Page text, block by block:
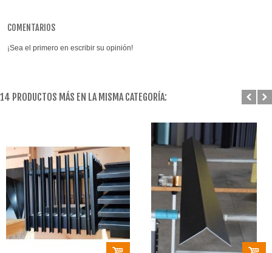
COMENTARIOS
¡Sea el primero en escribir su opinión!
14 PRODUCTOS MÁS EN LA MISMA CATEGORÍA: